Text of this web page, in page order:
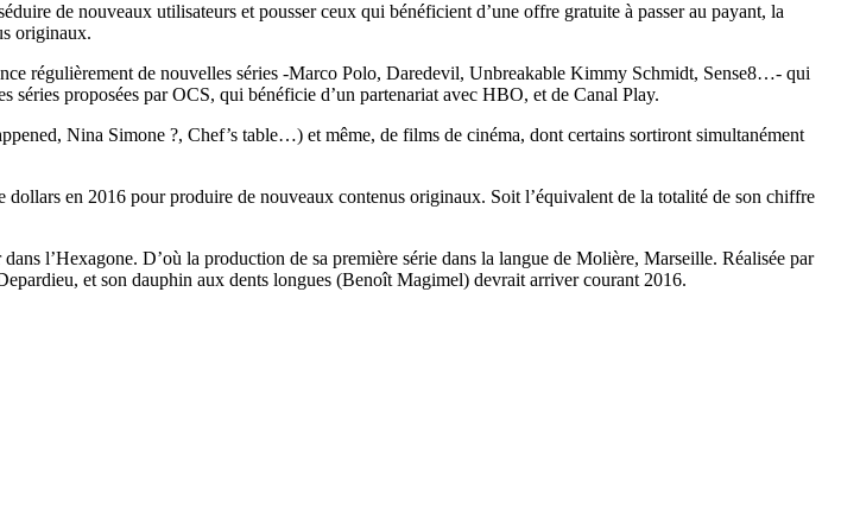
de nouveaux utilisateurs et pousser ceux qui bénéficient d’une offre gratuite à passer au payant, la
originaux.
régulièrement de nouvelles séries -Marco Polo, Daredevil, Unbreakable Kimmy Schmidt, Sense8…- qui
proposées par OCS, qui bénéficie d’un partenariat avec HBO, et de Canal Play.
Nina Simone ?, Chef’s table…) et même, de films de cinéma, dont certains sortiront simultanément
en 2016 pour produire de nouveaux contenus originaux. Soit l’équivalent de la totalité de son chiffre
l’Hexagone. D’où la production de sa première série dans la langue de Molière, Marseille. Réalisée par
et son dauphin aux dents longues (Benoît Magimel) devrait arriver courant 2016.